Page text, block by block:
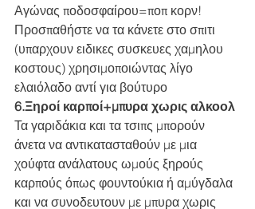
Αγώνας ποδοσφαίρου=ποπ κορν!
Προσπαθήστε να τα κάνετε στο σπιτι
(υπαρχουν ειδικες συσκευες χαμηλου
κοστους) χρησιμοποιώντας λίγο
ελαιόλαδο αντί για βούτυρο
6.Ξηροί καρποί+μπυρα χωρις αλκοολ
Τα γαριδάκια και τα τσιπς μπορούν
άνετα να αντικατασταθούν με μια
χούφτα ανάλατους ωμούς ξηρούς
καρπούς όπως φουντούκια ή αμύγδαλα
και να συνοδευτουν με μπυρα χωρις